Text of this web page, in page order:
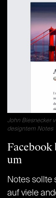
John Biesnecker
designtem Notes
um
Notes sollte
auf viele